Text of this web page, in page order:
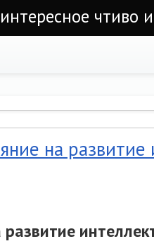
чтиво
на развитие